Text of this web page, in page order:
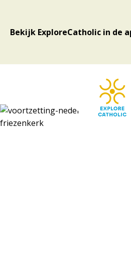
Bekijk ExploreCatholic in de